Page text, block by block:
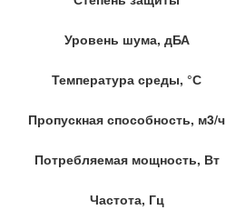
Уровень шума, дБА
Температура среды, °С
Пропускная способность, м3/ч
Потребляемая мощность, Вт
Частота, Гц